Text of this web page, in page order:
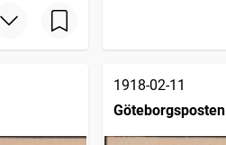
1918-02-11
Göteborgsposten